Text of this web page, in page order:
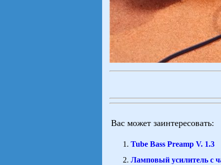
Вас может заинтересовать:
Tube Bass Preamp V. 1.3
Ламповый усилитель с